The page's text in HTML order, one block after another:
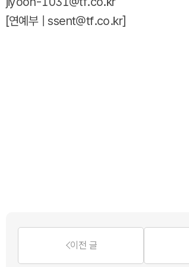
[연예부 |ssent@tf.co.kr]
이전 글